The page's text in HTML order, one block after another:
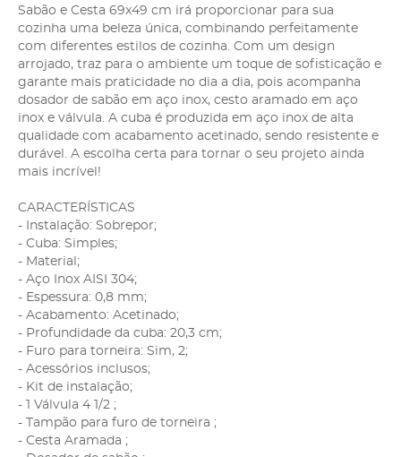
Sabão e Cesta 69x49 cm irá proporcionar para sua
cozinha uma beleza única, combinando perfeitamente
com diferentes estilos de cozinha. Com um design
arrojado, traz para o ambiente um toque de sofisticação e
garante mais praticidade no dia a dia, pois acompanha
dosador de sabão em aço inox, cesto aramado em aço
inox e válvula. A cuba é produzida em aço inox de alta
qualidade com acabamento acetinado, sendo resistente e
durável. A escolha certa para tornar o seu projeto ainda
mais incrível!
CARACTERÍSTICAS
- Instalação: Sobrepor;
- Cuba: Simples;
- Material;
- Aço Inox AISI 304;
- Espessura: 0,8 mm;
- Acabamento: Acetinado;
- Profundidade da cuba: 20,3 cm;
- Furo para torneira: Sim, 2;
- Acessórios inclusos;
- Kit de instalação;
- 1 Válvula 4 1/2 ;
- Tampão para furo de torneira ;
- Cesta Aramada ;